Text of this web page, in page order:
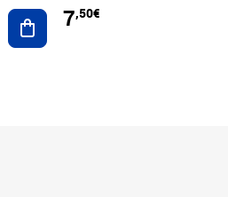
Ajouter au panier
7,50€